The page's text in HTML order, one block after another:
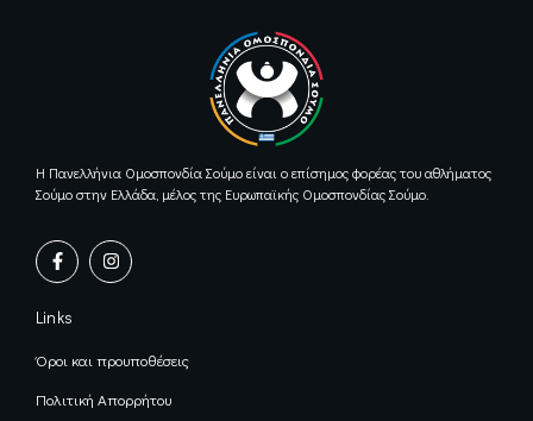
Η Πανελλήνια Ομοσπονδία Σούμο είναι ο επίσημος φορέας του αθλήματος
Σούμο στην Ελλάδα, μέλος της Ευρωπαϊκής Ομοσπονδίας Σούμο.
F
a
c
b
o
k
-
f
I
n
s
r
a
Links
Όροι και προυποθέσεις
Πολιτική Απορρήτου